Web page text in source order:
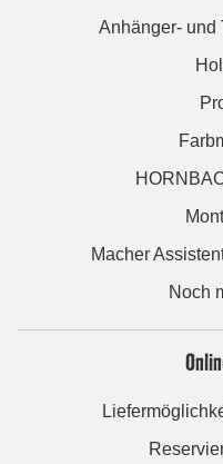
Anhänger- und
Macher
Noch